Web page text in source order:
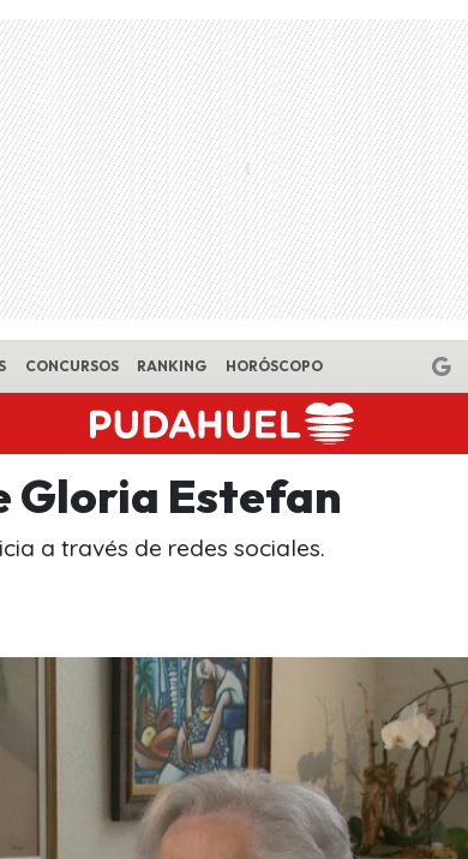
CONCURSOS RANKING HORÓSCOPO
Gloria Estefan
a través de redes sociales.